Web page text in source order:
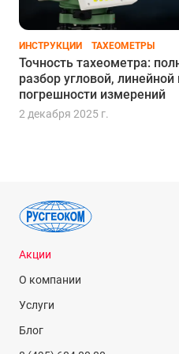
С точностью 5" и
С точностью 7" и
С закрепительными винтами
ИНСТРУКЦИИ ТАХЕОМЕТРЫ
Точность тахеометра:
разбор угловой,
погрешности измерений
2 декабря 2025 г.
Акции
О компании
Услуги
Блог